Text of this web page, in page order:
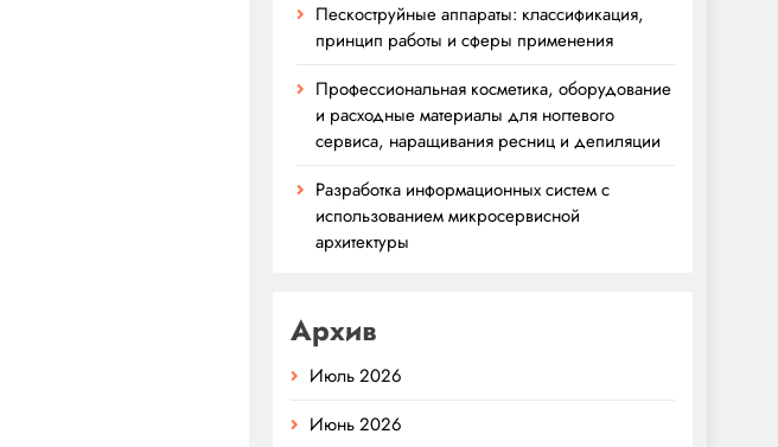
Пескоструйные аппараты: классификация,
принцип работы и сферы применения
Профессиональная косметика, оборудование
и расходные материалы для ногтевого
сервиса, наращивания ресниц и депиляции
Разработка информационных систем с
использованием микросервисной
архитектуры
Архив
Июль 2026
Июнь 2026